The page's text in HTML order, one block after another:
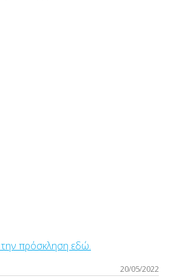
την πρόσκληση εδώ.
20/05/2022